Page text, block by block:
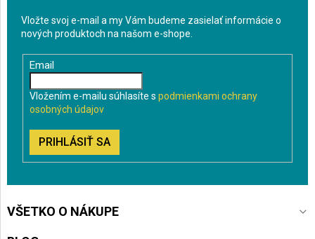
Vložte svoj e-mail a my Vám budeme zasielať informácie o
nových produktoch na našom e-shope.
Email
Vložením e-mailu súhlasíte s podmienkami ochrany
osobných údajov
PRIHLÁSIŤ SA
VŠETKO O NÁKUPE